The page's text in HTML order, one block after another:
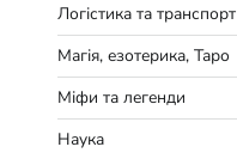
Логістика та транспорт
Магія, езотерика, Таро
Міфи та легенди
Наука